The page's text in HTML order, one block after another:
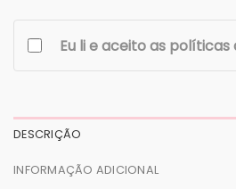
Eu li e aceito as
DESCRIÇÃO
INFORMAÇÃO ADICIONAL